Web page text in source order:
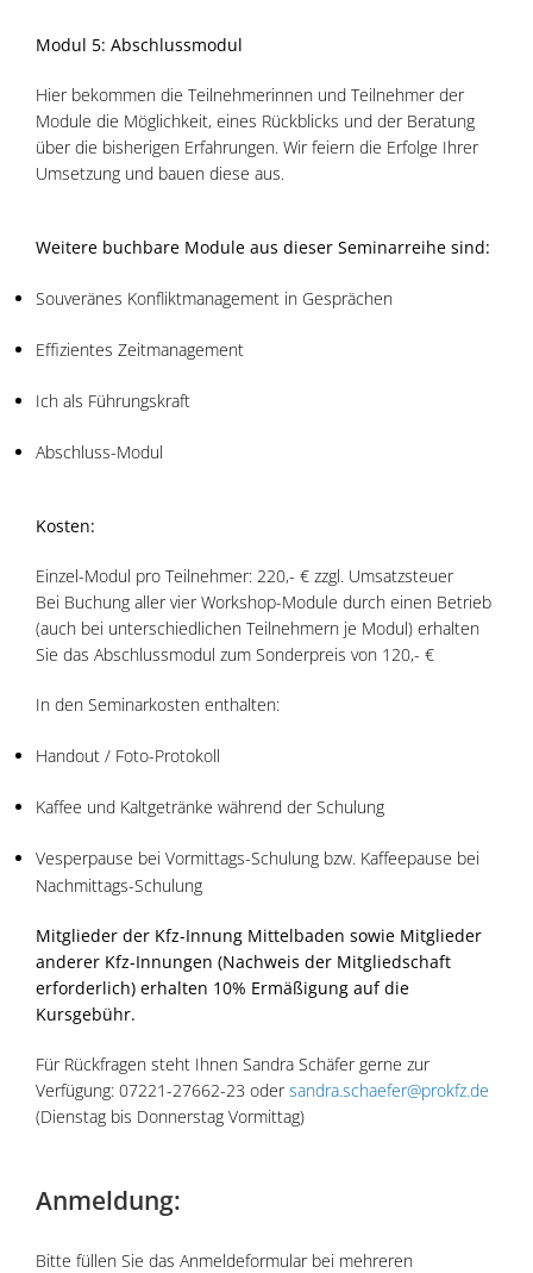
Modul 5: Abschlussmodul
Hier bekommen die Teilnehmerinnen und Teilnehmer der
Module die Möglichkeit, eines Rückblicks und der Beratung
über die bisherigen Erfahrungen. Wir feiern die Erfolge Ihrer
Umsetzung und bauen diese aus.
Weitere buchbare Module aus dieser Seminarreihe sind:
Souveränes Konfliktmanagement in Gesprächen
Effizientes Zeitmanagement
Ich als Führungskraft
Abschluss-Modul
Kosten:
Einzel-Modul pro Teilnehmer: 220,- € zzgl. Umsatzsteuer
Bei Buchung aller vier Workshop-Module durch einen Betrieb
(auch bei unterschiedlichen Teilnehmern je Modul) erhalten
Sie das Abschlussmodul zum Sonderpreis von 120,- €
In den Seminarkosten enthalten:
Handout / Foto-Protokoll
Kaffee und Kaltgetränke während der Schulung
Vesperpause bei Vormittags-Schulung bzw. Kaffeepause bei
Nachmittags-Schulung
Mitglieder der Kfz-Innung Mittelbaden sowie Mitglieder
anderer Kfz-Innungen (Nachweis der Mitgliedschaft
erforderlich) erhalten 10% Ermäßigung auf die
Kursgebühr.
Für Rückfragen steht Ihnen Sandra Schäfer gerne zur
Verfügung: 07221-27662-23 odersandra.schaefer@prokfz.de
(Dienstag bis Donnerstag Vormittag)
Anmeldung:
Bitte füllen Sie das Anmeldeformular bei mehreren